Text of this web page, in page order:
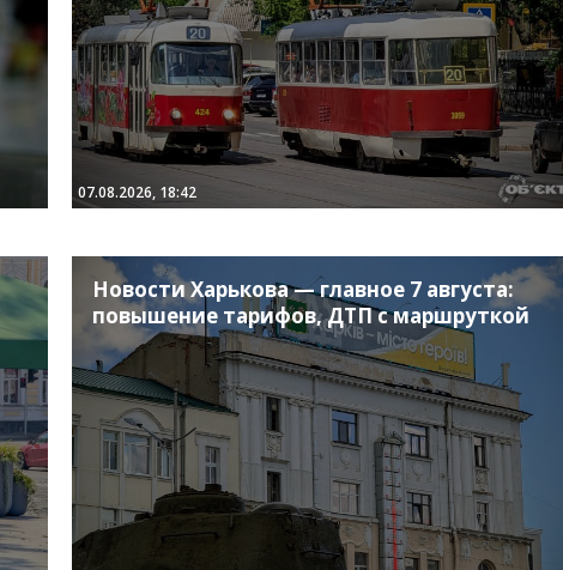
07.08.2026, 18:42
Новости Харькова — главное 7 августа:
повышение тарифов, ДТП с маршруткой